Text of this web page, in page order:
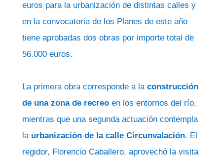
euros para la urbanización de distintas calles y
en la convocatoria de los Planes de este año
tiene aprobadas dos obras por importe total de
56.000 euros.
La primera obra corresponde a la construcción
de una zona de recreoen los entornos del río,
mientras que una segunda actuación contempla
la urbanización de la calle Circunvalación. El
regidor, Florencio Caballero, aprovechó la visita